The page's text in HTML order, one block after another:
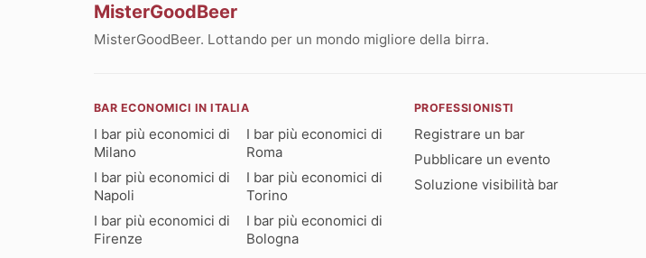
MisterGoodBeer
MisterGoodBeer. Lottando per un mondo migliore della birra.
BAR ECONOMICI IN ITALIA
I bar più economici di
Milano
I bar più economici di
Roma
I bar più economici di
Napoli
I bar più economici di
Torino
I bar più economici di
Firenze
I bar più economici di
Bologna
PROFESSIONISTI
Registrare un bar
Pubblicare un evento
Soluzione visibilità bar